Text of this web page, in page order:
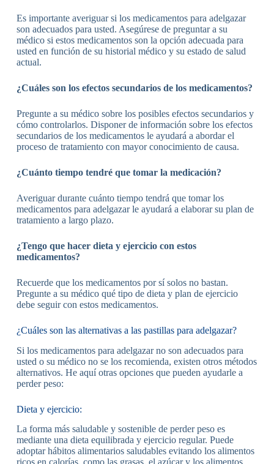
Es importante averiguar si los medicamentos para adelgazar
son adecuados para usted. Asegúrese de preguntar a su
médico si estos medicamentos son la opción adecuada para
usted en función de su historial médico y su estado de salud
actual.
¿Cuáles son los efectos secundarios de los medicamentos?
Pregunte a su médico sobre los posibles efectos secundarios y
cómo controlarlos. Disponer de información sobre los efectos
secundarios de los medicamentos le ayudará a abordar el
proceso de tratamiento con mayor conocimiento de causa.
¿Cuánto tiempo tendré que tomar la medicación?
Averiguar durante cuánto tiempo tendrá que tomar los
medicamentos para adelgazar le ayudará a elaborar su plan de
tratamiento a largo plazo.
¿Tengo que hacer dieta y ejercicio con estos
medicamentos?
Recuerde que los medicamentos por sí solos no bastan.
Pregunte a su médico qué tipo de dieta y plan de ejercicio
debe seguir con estos medicamentos.
¿Cuáles son las alternativas a las pastillas para adelgazar?
Si los medicamentos para adelgazar no son adecuados para
usted o su médico no se los recomienda, existen otros métodos
alternativos. He aquí otras opciones que pueden ayudarle a
perder peso:
Dieta y ejercicio:
La forma más saludable y sostenible de perder peso es
mediante una dieta equilibrada y ejercicio regular. Puede
adoptar hábitos alimentarios saludables evitando los alimentos